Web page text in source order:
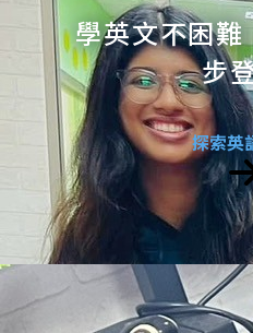
學英文不困
步
探索英